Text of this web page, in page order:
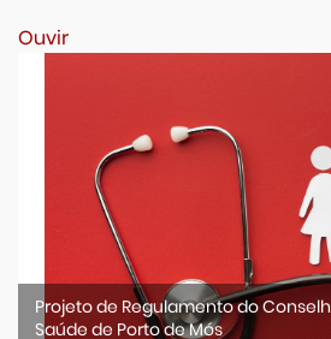
Ouvir
Projeto de Regulamento do
Saúde de Porto de Mós